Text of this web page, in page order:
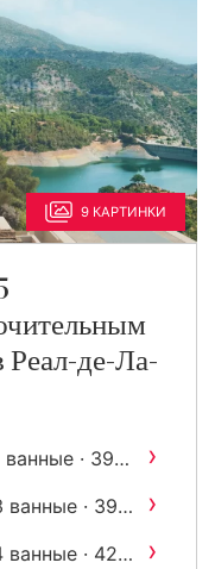
9 КАРТИНКИ
Реал-де-Ла-
ванные · 394
›
ванные · 396
›
ванные · 424
›